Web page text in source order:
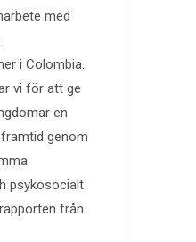
med
i Colombia.
vi för att ge
en
genom
psykosocialt
från